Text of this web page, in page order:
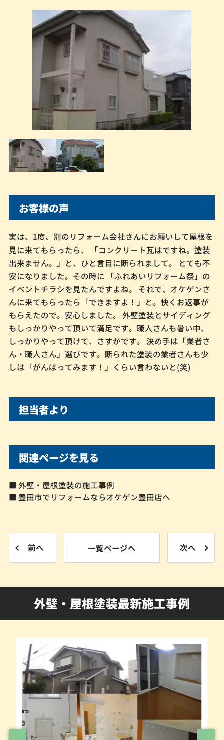
お客様の声
実は、1度、別のリフォーム会社さんにお願いして屋根を
見に来てもらったら、 「コンクリート瓦はですね。塗装
出来ません。」と、ひと言目に断られまして。 とても不
安になりました。その時に 「ふれあいリフォーム祭」の
イベントチラシを見たんですよね。 それで、オケゲンさ
んに来てもらったら「できますよ！」と。快くお返事が
もらえたので。安心しました。 外壁塗装とサイディング
もしっかりやって頂いて満足です。職人さんも暑い中、
しっかりやって頂けて、さすがです。 決め手は「業者さ
ん・職人さん」選びです。断られた塗装の業者さんも少
しは「がんばってみます！」くらい言わないと(笑)
担当者より
関連ページを見る
■ 外壁・屋根塗装の施工事例
■ 豊田市でリフォームならオケゲン豊田店へ
前へ 一覧ページへ 次へ
外壁・屋根塗装最新施工事例